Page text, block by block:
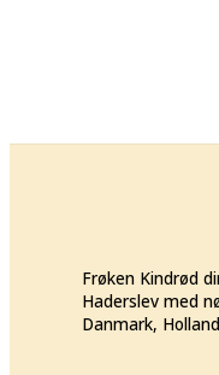
Frøken Kindrød
Haderslev med
Danmark,